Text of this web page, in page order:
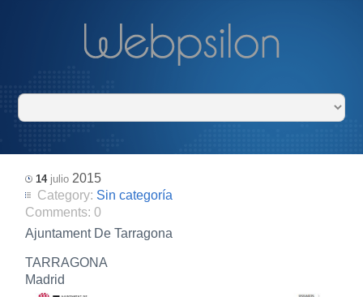
14 julio 2015
Category: Sin categoría
Comments:0
Ajuntament De Tarragona
TARRAGONA
Madrid